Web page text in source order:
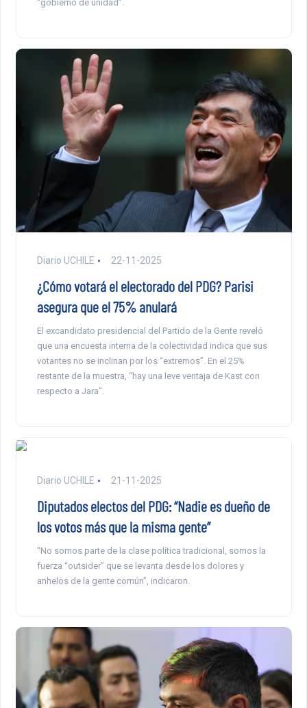
“gobierno de unidad”.
Diario UCHILE 22-11-2025
¿Cómo votará el electorado del PDG? Parisi
asegura que el 75% anulará
El excandidato presidencial del Partido de la Gente reveló
que una encuesta interna de la colectividad indica que sus
votantes no se inclinan por los “extremos”. En el 25%
restante de la muestra, “hay una leve ventaja de Kast con
respecto a Jara”.
Diario UCHILE 21-11-2025
Diputados electos del PDG: “Nadie es dueño de
los votos más que la misma gente”
“No somos parte de la clase política tradicional, somos la
fuerza “outsider” que se levanta desde los dolores y
anhelos de la gente común”, indicaron.